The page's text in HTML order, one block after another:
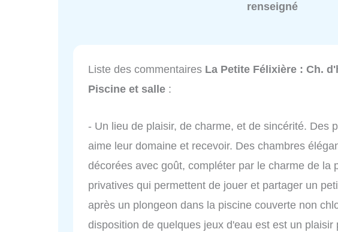
renseigné
Liste des commentaires La Petite Félixière : Ch.
Piscine et salle :
- Un lieu de plaisir, de charme, et de sincérité. Des
aime leur domaine et recevoir. Des chambres
décorées avec goût, compléter par le charme de la
privatives qui permettent de jouer et partager un
après un plongeon dans la piscine couverte non
disposition de quelques jeux d'eau est est un plaisir